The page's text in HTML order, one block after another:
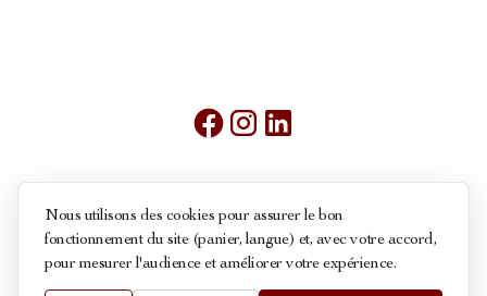
Conditions générales de ventes
Nous utilisons des cookies pour assurer le bon
fonctionnement du site (panier, langue) et, avec votre accord,
pour mesurer l'audience et améliorer votre expérience.